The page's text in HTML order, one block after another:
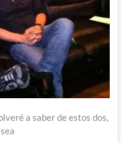
a saber de estos dos,